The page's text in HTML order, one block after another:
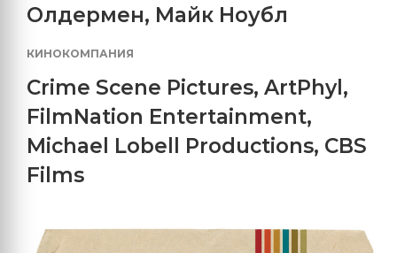
Олдермен, Майк Ноубл
КИНОКОМПАНИЯ
Crime Scene Pictures, ArtPhyl ,
FilmNation Entertainment,
Michael Lobell Productions, CBS
Films